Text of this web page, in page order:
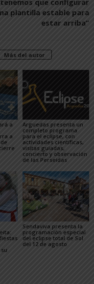
plantilla estable para
estar arriba”
Más del autor
a
a
Arguedas presenta un
completo programa
para el eclipse, con
actividades científicas,
visitas guiadas,
concierto y observación
de las Perseidas
Sendaviva presenta la
programación especial
del eclipse total de Sol
del 12 de agosto